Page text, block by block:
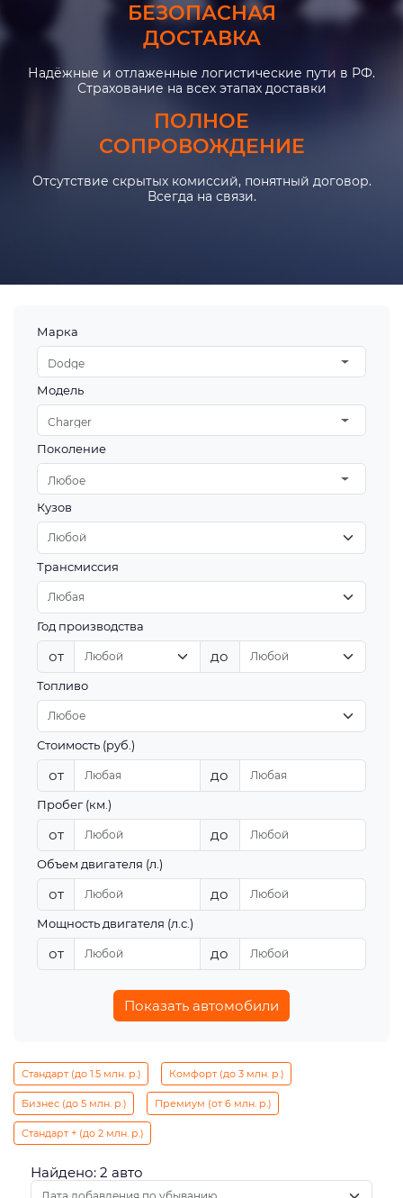
БЕЗОПАСНАЯ
ДОСТАВКА
Надёжные и отлаженные логистические пути в РФ.
Страхование на всех этапах доставки
ПОЛНОЕ
СОПРОВОЖДЕНИЕ
Отсутствие скрытых комиссий, понятный договор.
Всегда на связи.
Марка
Dodge
Модель
Charger
Поколение
Любое
Кузов
Трансмиссия
Год производства
от до
Топливо
Стоимость (руб.)
от до
Пробег (км.)
от до
Объем двигателя (л.)
от до
Мощность двигателя (л.с.)
от до
Показать автомобили
Стандарт (до 1.5 млн. р.) Комфорт (до 3 млн. р.)
Бизнес (до 5 млн. р.) Премиум (от 6 млн. р.)
Стандарт + (до 2 млн. р.)
Найдено: 2 авто